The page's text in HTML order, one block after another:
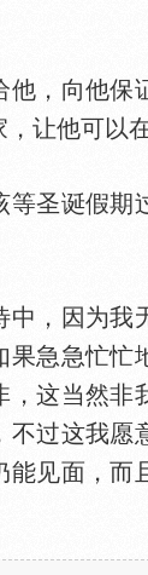
，向他保
让他可以
圣诞假期
中，因为我
果急急忙忙
，这当然非
不过这我愿
能见面，而